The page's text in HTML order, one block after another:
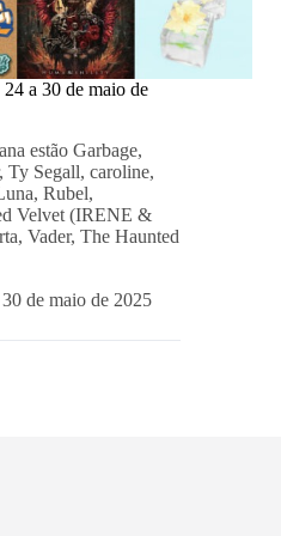
a 30 de maio de
estão Garbage,
Segall, caroline,
Rubel,
Velvet (IRENE &
Vader, The Haunted
30 de maio de 2025